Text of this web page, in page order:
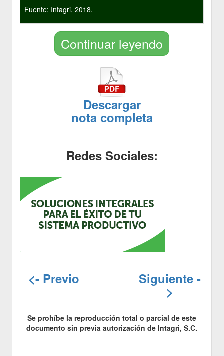
Fuente: Intagri, 2018.
Continuar leyendo
Descargar
nota completa
Redes Sociales:
<- Previo Siguiente -
>
Se prohíbe la reproducción total o parcial de este
documento sin previa autorización de Intagri, S.C.